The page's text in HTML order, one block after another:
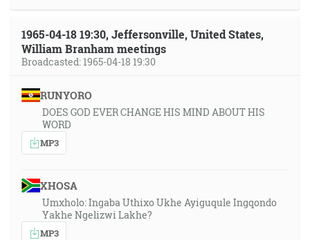
1965-04-18 19:30, Jeffersonville, United States,
William Branham meetings
Broadcasted: 1965-04-18 19:30
RUNYORO
DOES GOD EVER CHANGE HIS MIND ABOUT HIS
WORD
MP3
XHOSA
Umxholo: Ingaba Uthixo Ukhe Ayiguqule Ingqondo
Yakhe Ngelizwi Lakhe?
MP3